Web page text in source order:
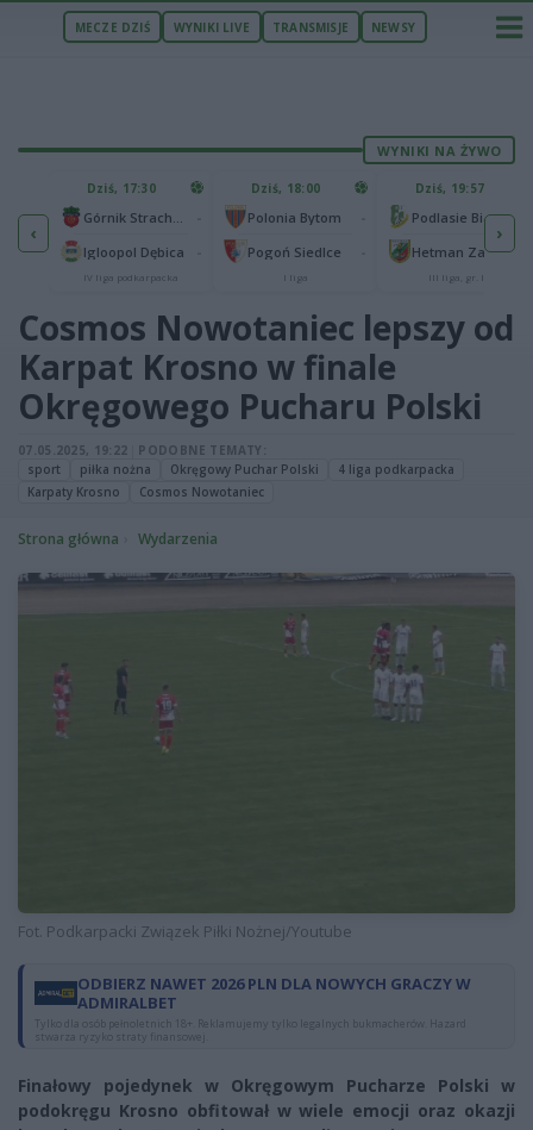
MECZE DZIŚ WYNIKI LIVE TRANSMISJE NEWSY
WYNIKI NA ŻYWO
‹
65
25
Dziś, 17:30
Igloopol Dębica
IV liga podkarpacka
Dziś, 18:00
Polonia Bytom
Pogoń Siedlce
I liga
Dziś, 19:57
Podlasie Biała Podlaska
Hetman Zamość
III liga, gr. IV
›
Cosmos Nowotaniec lepszy od
Karpat Krosno w finale
Okręgowego Pucharu Polski
07.05.2025, 19:22
PODOBNE TEMATY:
sport
piłka nożna Okręgowy Puchar Polski
4 liga podkarpacka
Karpaty Krosno
Cosmos Nowotaniec
Strona główna Wydarzenia
Fot. Podkarpacki Związek Piłki Nożnej/Youtube
ODBIERZ NAWET 2026 PLN DLA NOWYCH GRACZY W
ADMIRALBET
Tylko dla osób pełnoletnich 18+. Reklamujemy tylko legalnych bukmacherów. Hazard
stwarza ryzyko straty finansowej.
Finałowy pojedynek w Okręgowym Pucharze Polski w
podokręgu Krosno obfitował w wiele emocji oraz okazji